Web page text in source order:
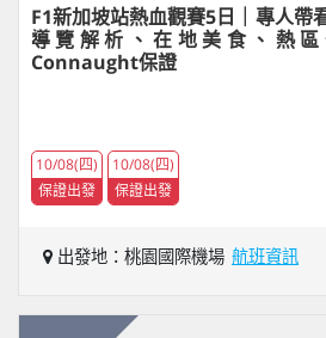
F1新加坡站熱血觀賽5日｜專人帶
導覽解析、在地美食、熱區
Connaught保證
10/08(四)
保證出發
10/08(四)
保證出發
出發地：桃園國際機場 航班資訊